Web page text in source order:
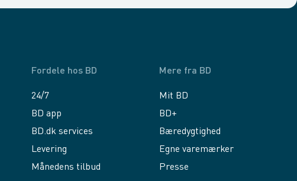
Fordele hos BD
24/7
BD app
BD.dk services
Levering
Månedens tilbud
Mere fra BD
Mit BD
BD+
Bæredygtighed
Egne varemærker
Presse